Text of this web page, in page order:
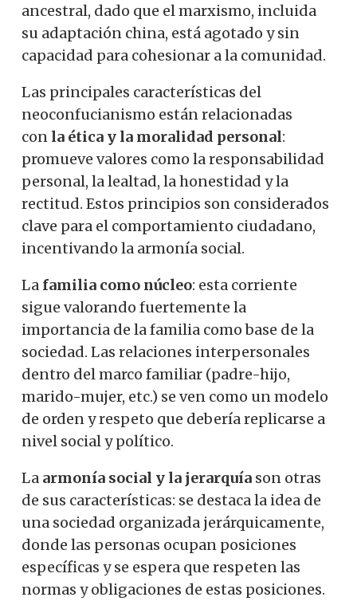
ancestral, dado que el marxismo, incluida
su adaptación china, está agotado y sin
capacidad para cohesionar a la comunidad.
Las principales características del
neoconfucianismo están relacionadas
con la ética y la moralidad personal:
promueve valores como la responsabilidad
personal, la lealtad, la honestidad y la
rectitud. Estos principios son considerados
clave para el comportamiento ciudadano,
incentivando la armonía social.
La familia como núcleo: esta corriente
sigue valorando fuertemente la
importancia de la familia como base de la
sociedad. Las relaciones interpersonales
dentro del marco familiar (padre-hijo,
marido-mujer, etc.) se ven como un modelo
de orden y respeto que debería replicarse a
nivel social y político.
La armonía social y la jerarquía son otras
de sus características: se destaca la idea de
una sociedad organizada jerárquicamente,
donde las personas ocupan posiciones
específicas y se espera que respeten las
normas y obligaciones de estas posiciones.